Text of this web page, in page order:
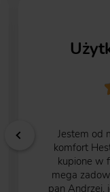
Jestem od
komfort
kupione w
mega
pan Andrzej,